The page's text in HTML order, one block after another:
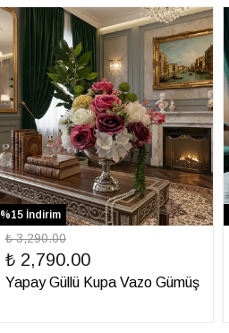
%15 İndirim
₺ 3,290.00
₺ 2,790.00
Yapay Güllü Kupa Vazo Gümüş